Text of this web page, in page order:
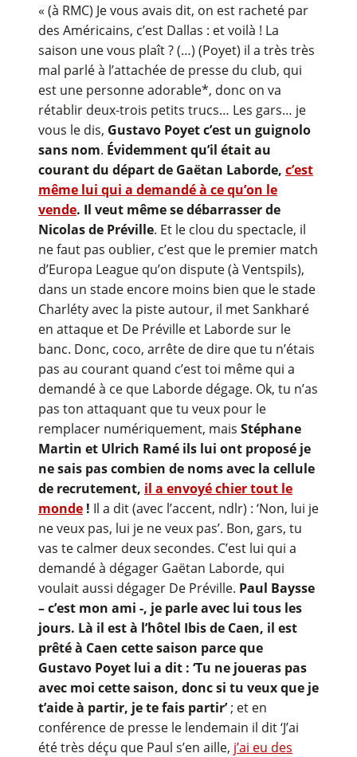
« (à RMC) Je vous avais dit, on est racheté par
des Américains, c’est Dallas : et voilà ! La
saison une vous plaît ? (…) (Poyet) il a très très
mal parlé à l’attachée de presse du club, qui
est une personne adorable*, donc on va
rétablir deux-trois petits trucs… Les gars… je
vous le dis, Gustavo Poyet c’est un guignolo
sans nom. Évidemment qu’il était au
courant du départ de Gaëtan Laborde, c’est
même lui qui a demandé à ce qu’on le
vende. Il veut même se débarrasser de
Nicolas de Préville. Et le clou du spectacle, il
ne faut pas oublier, c’est que le premier match
d’Europa League qu’on dispute (à Ventspils),
dans un stade encore moins bien que le stade
Charléty avec la piste autour, il met Sankharé
en attaque et De Préville et Laborde sur le
banc. Donc, coco, arrête de dire que tu n’étais
pas au courant quand c’est toi même qui a
demandé à ce que Laborde dégage. Ok, tu n’as
pas ton attaquant que tu veux pour le
remplacer numériquement, mais Stéphane
Martin et Ulrich Ramé ils lui ont proposé je
ne sais pas combien de noms avec la cellule
de recrutement, il a envoyé chier tout le
monde ! Il a dit (avec l’accent, ndlr) : ‘Non, lui je
ne veux pas, lui je ne veux pas’. Bon, gars, tu
vas te calmer deux secondes. C’est lui qui a
demandé à dégager Gaëtan Laborde, qui
voulait aussi dégager De Préville. Paul Baysse
– c’est mon ami -, je parle avec lui tous les
jours. Là il est à l’hôtel Ibis de Caen, il est
prêté à Caen cette saison parce que
Gustavo Poyet lui a dit : ‘Tu ne joueras pas
avec moi cette saison, donc si tu veux que je
t’aide à partir, je te fais partir’; et en
conférence de presse le lendemain il dit ‘J’ai
été très déçu que Paul s’en aille, j’ai eu des